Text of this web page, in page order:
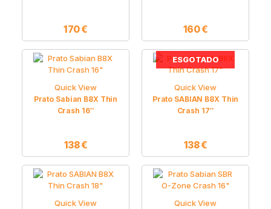
170€ 160€
Quick View
Prato Sabian B8X Thin
Crash 16″
138€
ESGOTADO
Quick View
Prato SABIAN B8X Thin
Crash 17″
138€
Quick View Quick View